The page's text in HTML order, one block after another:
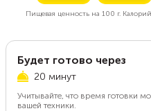
Пищевая ценность на 100 г.
Будет готово через
20 минут
Учитывайте, что время готовки
вашей техники.